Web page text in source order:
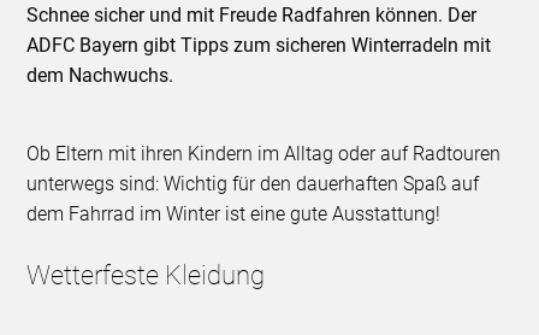
Schnee sicher und mit Freude Radfahren können. Der
ADFC Bayern gibt Tipps zum sicheren Winterradeln mit
dem Nachwuchs.
Ob Eltern mit ihren Kindern im Alltag oder auf Radtouren
unterwegs sind: Wichtig für den dauerhaften Spaß auf
dem Fahrrad im Winter ist eine gute Ausstattung!
Wetterfeste Kleidung